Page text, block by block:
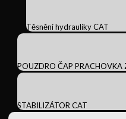
Těsnění hydrauliky CAT
POUZDRO ČAP PRACHOVKA
STABILIZÁTOR CAT